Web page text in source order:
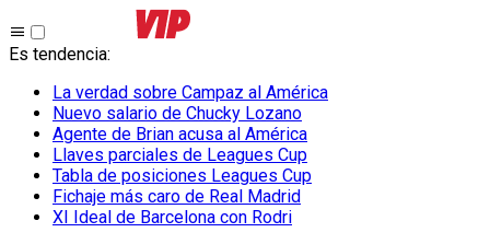
Es tendencia:
La verdad sobre Campaz al América
Nuevo salario de Chucky Lozano
Agente de Brian acusa al América
Llaves parciales de Leagues Cup
Tabla de posiciones Leagues Cup
Fichaje más caro de Real Madrid
XI Ideal de Barcelona con Rodri